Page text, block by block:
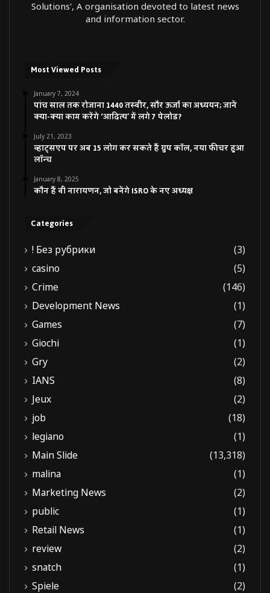
Solutions', A organisation devoted to latest news
and information sector.
Most Viewed Posts
January 7, 2024
पांच साल तक रोजाना 1440 तस्वीर, सौर ऊर्जा का अध्ययन; जानें
क्या-क्या काम करेंगे ‘आदित्य’ में लगे 7 पेलोड?
July 21, 2023
व्हाट्सएप पर अब 15 लोग कर सकते हैं ग्रुप कॉल, नया फीचर हुआ
लॉन्च
January 8, 2025
कौन हैं वी नारायणन, जो बनेंगे ISRO के नए अध्यक्ष
Categories
! Без рубрики
(3)
casino
(5)
Crime
(146)
Development News
(1)
Games
(7)
Giochi
(1)
Gry
(2)
IANS
(8)
Jeux
(2)
job
(18)
legiano
(1)
Main Slide
(13,318)
malina
(1)
Marketing News
(2)
public
(1)
Retail News
(1)
review
(2)
snatch
(1)
Spiele
(2)